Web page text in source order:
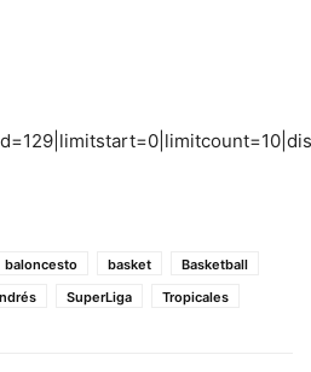
baloncesto basket
Basketball
SuperLiga Tropicales